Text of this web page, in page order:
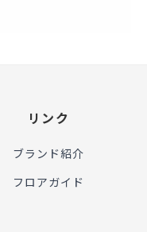
リンク
ブランド紹介
フロアガイド